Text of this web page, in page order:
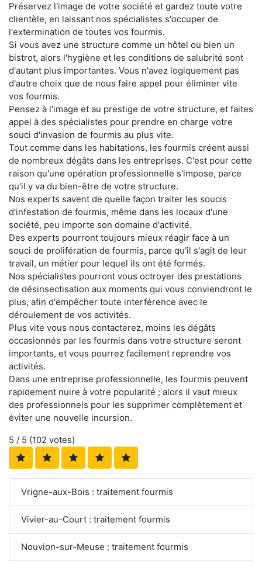
Préservez l'image de votre société et gardez toute votre
clientèle, en laissant nos spécialistes s'occuper de
l'extermination de toutes vos fourmis.
Si vous avez une structure comme un hôtel ou bien un
bistrot, alors l'hygiène et les conditions de salubrité sont
d'autant plus importantes. Vous n'avez logiquement pas
d'autre choix que de nous faire appel pour éliminer vite
vos fourmis.
Pensez à l'image et au prestige de votre structure, et faites
appel à des spécialistes pour prendre en charge votre
souci d'invasion de fourmis au plus vite.
Tout comme dans les habitations, les fourmis créent aussi
de nombreux dégâts dans les entreprises. C'est pour cette
raison qu'une opération professionnelle s'impose, parce
qu'il y va du bien-être de votre structure.
Nos experts savent de quelle façon traiter les soucis
d'infestation de fourmis, même dans les locaux d'une
société, peu importe son domaine d'activité.
Des experts pourront toujours mieux réagir face à un
souci de prolifération de fourmis, parce qu'il s'agit de leur
travail, un métier pour lequel ils ont été formés.
Nos spécialistes pourront vous octroyer des prestations
de désinsectisation aux moments qui vous conviendront le
plus, afin d'empêcher toute interférence avec le
déroulement de vos activités.
Plus vite vous nous contacterez, moins les dégâts
occasionnés par les fourmis dans votre structure seront
importants, et vous pourrez facilement reprendre vos
activités.
Dans une entreprise professionnelle, les fourmis peuvent
rapidement nuire à votre popularité ; alors il vaut mieux
des professionnels pour les supprimer complètement et
éviter une nouvelle incursion.
5 / 5 (102 votes)
Vrigne-aux-Bois : traitement fourmis
Vivier-au-Court : traitement fourmis
Nouvion-sur-Meuse : traitement fourmis